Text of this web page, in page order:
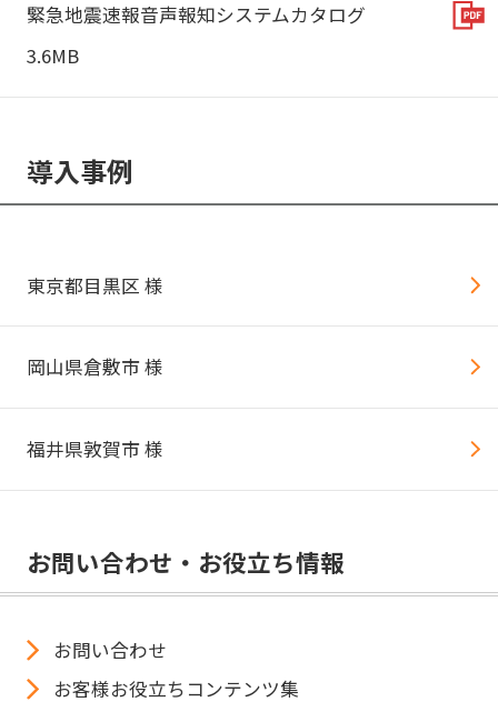
緊急地震速報音声報知システムカタログ
3.6MB
導入事例
東京都目黒区 様
岡山県倉敷市 様
福井県敦賀市 様
お問い合わせ・お役立ち情報
お問い合わせ
お客様お役立ちコンテンツ集